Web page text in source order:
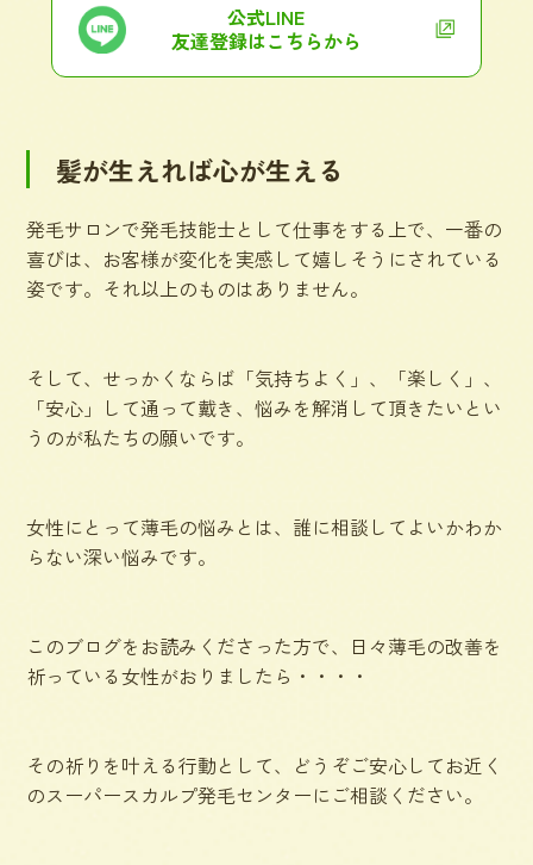
公式LINE
友達登録はこちらから
髪が生えれば心が生える
発毛サロンで発毛技能士として仕事をする上で、一番の
喜びは、お客様が変化を実感して嬉しそうにされている
姿です。それ以上のものはありません。
そして、せっかくならば「気持ちよく」、「楽しく」、
「安心」して通って戴き、悩みを解消して頂きたいとい
うのが私たちの願いです。
女性にとって薄毛の悩みとは、誰に相談してよいかわか
らない深い悩みです。
このブログをお読みくださった方で、日々薄毛の改善を
祈っている女性がおりましたら・・・・
その祈りを叶える行動として、どうぞご安心してお近く
のスーパースカルプ発毛センターにご相談ください。